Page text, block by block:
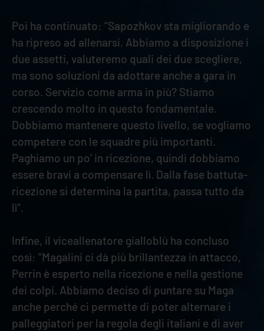
Poi ha continuato: “Sapozhkov sta migliorando e
ha ripreso ad allenarsi. Abbiamo a disposizione i
due assetti, valuteremo quali dei due scegliere,
ma sono soluzioni da adottare anche a gara in
corso. Servizio come arma in più? Stiamo
crescendo molto in questo fondamentale.
Dobbiamo mantenere questo livello, se vogliamo
competere con le squadre più importanti.
Paghiamo un po’ in ricezione, quindi dobbiamo
essere bravi a compensare lì. Dalla fase battuta-
ricezione si determina la partita, passa tutto da
lì”.
Infine, il viceallenatore gialloblù ha concluso
così: “Magalini ci dà più brillantezza in attacco,
Perrin è esperto nella ricezione e nella gestione
dei colpi. Abbiamo deciso di puntare su Maga
anche perché ci permette di poter alternare i
palleggiatori per la regola degli italiani e di aver